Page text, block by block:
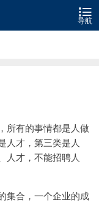

导航
所有的事情都是人做
人才，第三类是人
人才，不能招聘人
集合，一个企业的成